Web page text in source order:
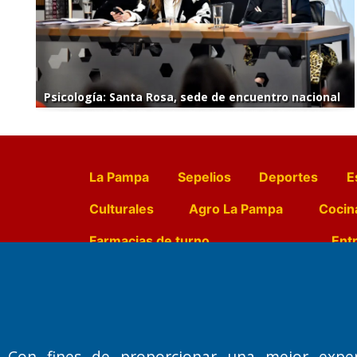
Psicología: Santa Rosa, sede de encuentro nacional
La Pampa Sepelios Deportes
Culturales
Agro La Pampa
Farmacias de turno
Primera edición: Domingo 3 de